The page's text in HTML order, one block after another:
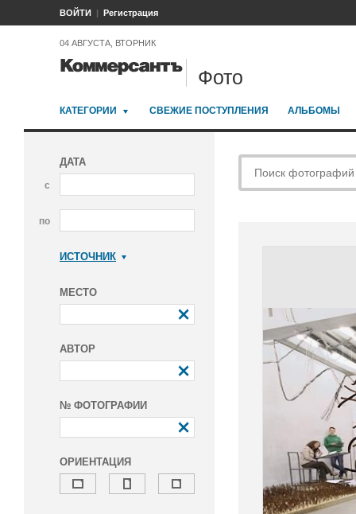
ВОЙТИ Регистрация
04 АВГУСТА, ВТОРНИК
Фото
КАТЕГОРИИ СВЕЖИЕ ПОСТУПЛЕНИЯ АЛЬБОМЫ
ДАТА
с
по
ИСТОЧНИК
МЕСТО
АВТОР
№ ФОТОГРАФИИ
ОРИЕНТАЦИЯ